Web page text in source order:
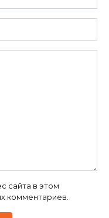
сайта в этом
комментариев.